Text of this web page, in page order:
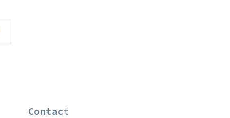
Contact